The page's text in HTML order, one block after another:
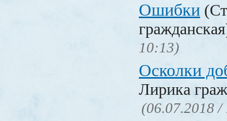
Ошибки
10:13)
Осколки
Лирика
(06.07.2018 /